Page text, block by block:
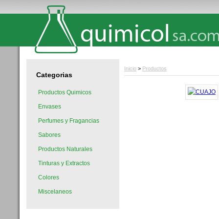
Categorias
Productos Quimicos
Envases
Perfumes y Fragancias
Sabores
Productos Naturales
Tinturas y Extractos
Colores
Miscelaneos
Inicio > Productos